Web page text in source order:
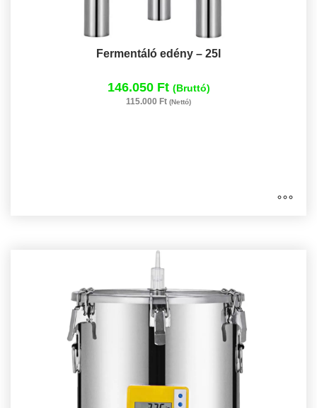
Fermentáló edény – 25l
146.050 Ft (Bruttó)
115.000 Ft (Nettó)